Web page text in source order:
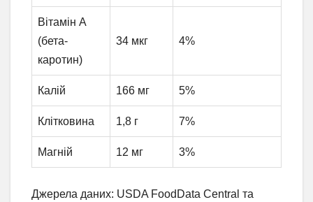
Вітамін А
(бета-
каротин)
34 мкг 4%
Калій 166 мг 5%
Клітковина 1,8 г 7%
Магній 12 мг 3%
Джерела даних: USDA FoodData Central та